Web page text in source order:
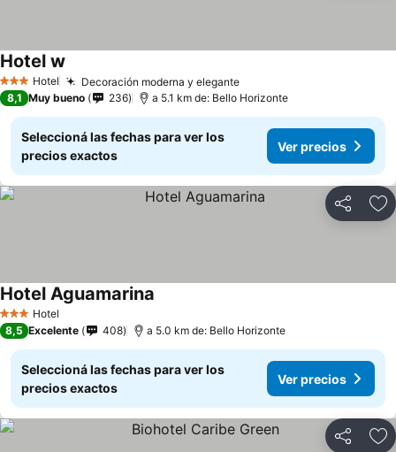
3 Estrellas
Hotel Decoración moderna y elegante
Hotel w
8,1 Muy bueno 236 a 5.1 km de: Bello Horizonte
Seleccioná las fechas para ver los
precios exactos
Ver precios
Compartir
3 Estrellas
Hotel
Hotel Aguamarina
8,5 Excelente 408 a 5.0 km de: Bello Horizonte
Seleccioná las fechas para ver los
precios exactos
Ver precios
Compartir